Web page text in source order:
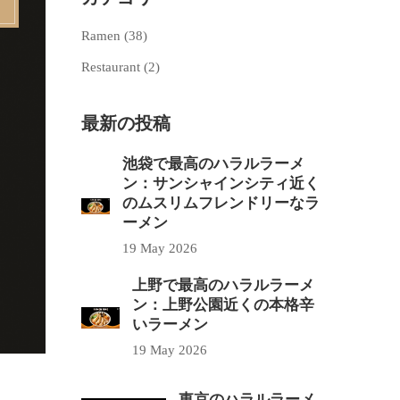
Ramen (38)
Restaurant (2)
最新の投稿
池袋で最高のハラルラーメ
ン：サンシャインシティ近く
のムスリムフレンドリーなラ
ーメン
19 May 2026
上野で最高のハラルラーメ
ン：上野公園近くの本格辛
いラーメン
19 May 2026